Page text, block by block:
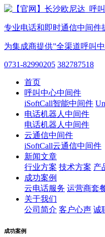
专业电话和即时通信中间件
为集成商提供”全渠道呼叫
0731-82990205 382787518
首页
呼叫中心中间件
iSoftCall智能中间件
电话机器人中间件
电话机器人中间件
云通信中间件
iSoftCall云通信中间件
新闻文章
行业方案 技术方案 产
成功案例
云电话服务 运营商套
关于我们
公司简介 客户心声 诚
成功案例